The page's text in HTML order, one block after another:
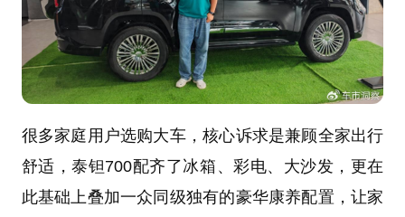
很多家庭用户选购大车，核心诉求是兼顾全家出行
舒适，泰钽700配齐了冰箱、彩电、大沙发，更在
此基础上叠加一众同级独有的豪华康养配置，让家